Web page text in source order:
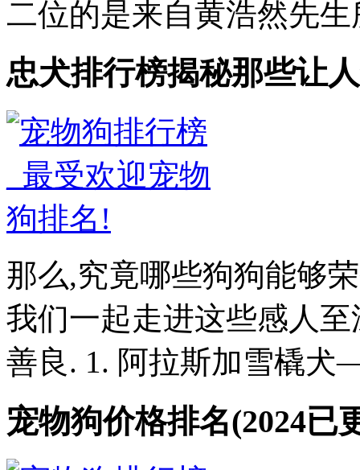
二位的是来自黄浩然先
忠犬排行榜揭秘那些让
那么,究竟哪些狗狗能够
我们一起走进这些感人
善良. 1. 阿拉斯加雪橇
宠物狗价格排名(2024已